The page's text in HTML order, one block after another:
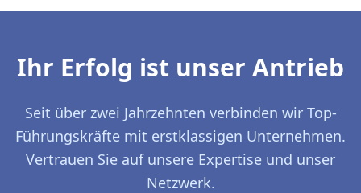
Ihr Erfolg ist unser Antrieb
Seit über zwei Jahrzehnten verbinden wir Top-
Führungskräfte mit erstklassigen Unternehmen.
Vertrauen Sie auf unsere Expertise und unser
Netzwerk.